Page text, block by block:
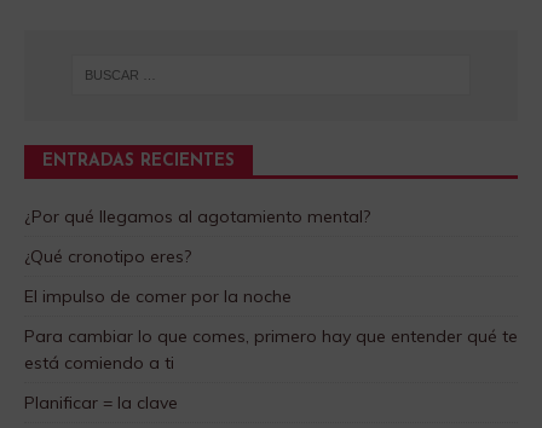
ENTRADAS RECIENTES
¿Por qué llegamos al agotamiento mental?
¿Qué cronotipo eres?
El impulso de comer por la noche
Para cambiar lo que comes, primero hay que entender qué te
está comiendo a ti
Planificar = la clave